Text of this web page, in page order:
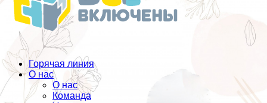
Горячая линия
О нас
О нас
Команда